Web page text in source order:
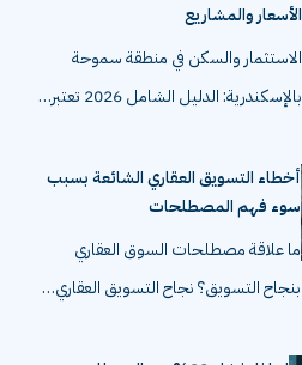
الأسعار والمشاريع
الاستثمار والسكن في منطقة سموحة
بالإسكندرية: الدليل الشامل 2026 تعتبر…
أخطاء التسويق العقاري الشائعة بسبب
سوء فهم المصطلحات
ما علاقة مصطلحات السوق العقاري
بنجاح التسويق؟ نجاح التسويق العقاري…